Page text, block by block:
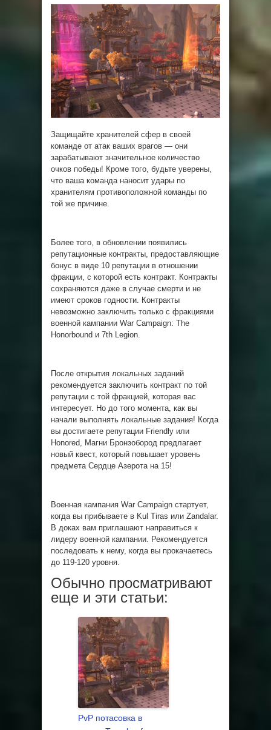
Защищайте хранителей сфер в своей
команде от атак ваших врагов — они
зарабатывают значительное количество
очков победы! Кроме того, будьте уверены,
что ваша команда наносит удары по
хранителям противоположной команды по
той же причине.
Более того, в обновлении появились
репутационные контракты, предоставляющие
бонус в виде 10 репутации в отношении
фракции, с которой есть контракт. Контракты
сохраняются даже в случае смерти и не
имеют сроков годности. Контракты
невозможно заключить только с фракциями
военной кампании War Campaign: The
Honorbound и 7th Legion.
После открытия локальных заданий
рекомендуется заключить контракт по той
репутации с той фракцией, которая вас
интересует. Но до того момента, как вы
начали выполнять локальные задания! Когда
вы достигаете репутации Friendly или
Honored, Магни Бронзобород предлагает
новый квест, который повышает уровень
предмета Сердце Азерота на 15!
Военная кампания War Campaign стартует,
когда вы прибываете в Kul Tiras или Zandalar.
В доках вам приглашают направиться к
лидеру военной кампании. Рекомендуется
последовать к нему, когда вы прокачаетесь
до 119-120 уровня.
Обычно просматривают
еще и эти статьи:
PvP потасовка в